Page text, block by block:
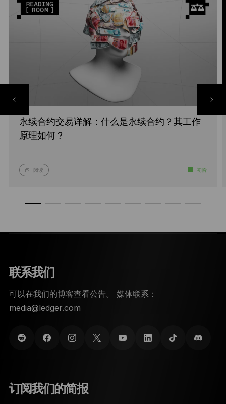
永续合约交易详解：什么是永续合约？其工作
原理如何？
阅读 初阶
联系我们
可以在我们的博客查看公告。 媒体联系：
media@ledger.com
订阅我们的简报